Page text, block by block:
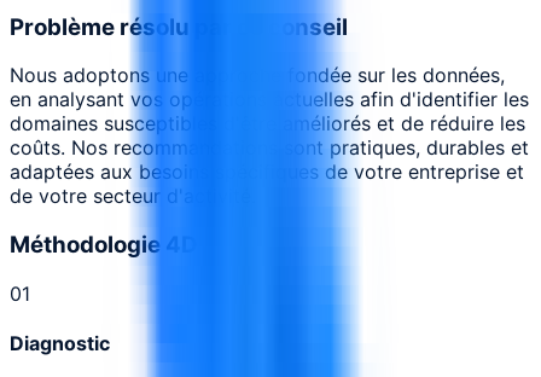
Problème résolu par ce conseil
Nous adoptons une approche fondée sur les données,
en analysant vos opérations actuelles afin d'identifier les
domaines susceptibles d'être améliorés et de réduire les
coûts. Nos recommandations sont pratiques, durables et
adaptées aux besoins spécifiques de votre entreprise et
de votre secteur d'activité.
Méthodologie 4D
01
Diagnostic